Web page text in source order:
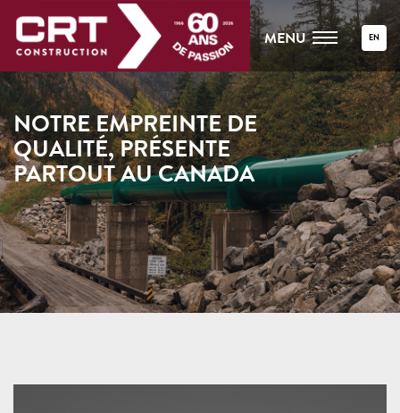
MENU EN
NOTRE EMPREINTE DE
QUALITÉ, PRÉSENTE
PARTOUT AU CANADA